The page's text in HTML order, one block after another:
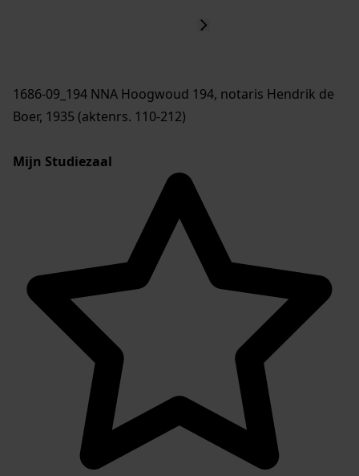
1686-09_194 NNA Hoogwoud 194, notaris Hendrik de
Boer, 1935 (aktenrs. 110-212)
Mijn Studiezaal